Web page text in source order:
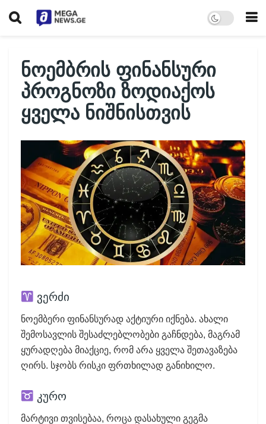
ნოემბრის ფინანსური
პროგნოზი ზოდიაქოს
ყველა ნიშნისთვის
ვერძი
ნოემბერი ფინანსურად აქტიური იქნება. ახალი
შემოსავლის შესაძლებლობები გაჩნდება, მაგრამ
ყურადღება მიაქციე, რომ არა ყველა შეთავაზება
ღირს. სჯობს რისკი ფრთხილად განიხილო.
კურო
მარტივი თვისებაა, როცა დასახული გეგმა